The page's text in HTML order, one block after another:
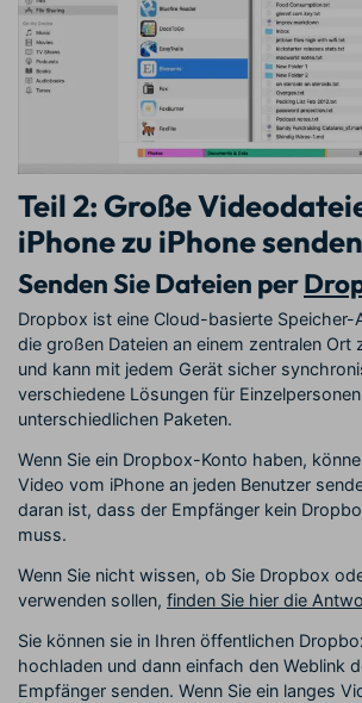
Teil 2: Große
iPhone zu iPhone senden
Senden Sie Dateien per
Dropbox ist eine Cloud-basierte Speicher-
die großen Dateien an einem zentralen Ort
und kann mit jedem Gerät sicher
verschiedene Lösungen für
unterschiedlichen Paketen.
Wenn Sie ein Dropbox-Konto haben,
Video vom iPhone an jeden Benutzer
daran ist, dass der Empfänger kein
muss.
Wenn Sie nicht wissen, ob Sie Dropbox
verwenden sollen, finden Sie hier die
Sie können sie in Ihren öffentlichen
hochladen und dann einfach den Weblink
Empfänger senden. Wenn Sie ein langes